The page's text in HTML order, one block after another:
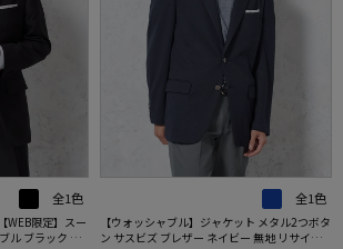
全1色
WEB限定】スー
ル ブラック ス
全1色
【ウォッシャブル】ジャケット メタル2つボタ
ン サスビズ ブレザー ネイビー 無地 リサイク